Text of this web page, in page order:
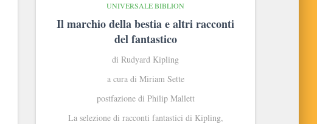
UNIVERSALE BIBLION
Il marchio della bestia e altri racconti
del fantastico
di Rudyard Kipling
a cura di Miriam Sette
postfazione di Philip Mallett
La selezione di racconti fantastici di Kipling,